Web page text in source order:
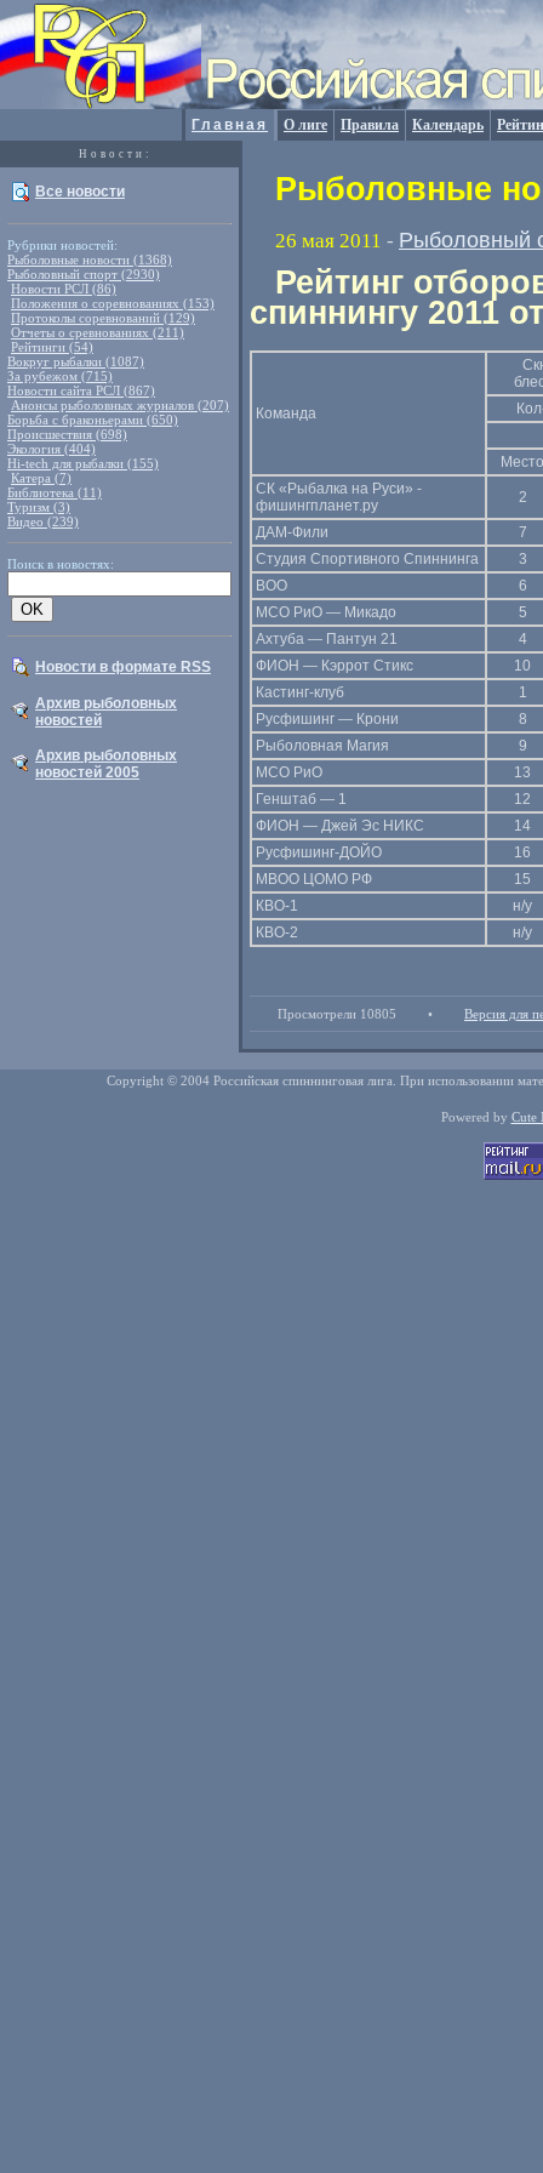
Главная О лиге Правила Календарь
Новости:
Все новости
Рубрики новостей:
Рыболовные новости (1368)
Рыболовный спорт (2930)
Новости РСЛ (86)
Положения о соревнованиях (153)
Протоколы соревнований (129)
Отчеты о сревнованиях (211)
Рейтинги (54)
Вокруг рыбалки (1087)
За рубежом (715)
Новости сайта РСЛ (867)
Анонсы рыболовных журналов (207)
Борьба с браконьерами (650)
Происшествия (698)
Экология (404)
Hi-tech для рыбалки (155)
Катера (7)
Библиотека (11)
Туризм (3)
Видео (239)
Поиск в новостях:
Новости в формате RSS
Архив рыболовных
новостей
Архив рыболовных
новостей 2005
Рыболовные
26 мая 2011 - Рыболовный
Рейтинг
спиннингу 2011
Команда
Место
СК «Рыбалка на Руси» -
фишингпланет.ру
2
ДАМ-Фили
7
Студия Спортивного Спиннинга
3
ВОО
6
МСО РиО — Микадо
5
Ахтуба — Пантун 21
4
ФИОН — Кэррот Стикс
10
Кастинг-клуб
1
Русфишинг — Крони
8
Рыболовная Магия
9
МСО РиО
13
Генштаб — 1
12
ФИОН — Джей Эс НИКС
14
Русфишинг-ДОЙО
16
МВОО ЦОМО РФ
15
КВО-1
н/у
КВО-2
н/у
Просмотрели 10805 • Версия для
Copyright © 2004 Российская спиннинговая лига. При использовании
Powered by Cute